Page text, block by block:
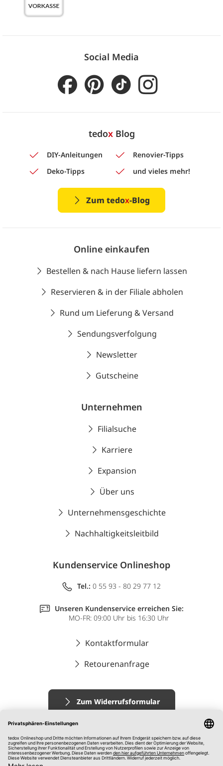
Social Media
tedoxBlog
DIY-Anleitungen
Renovier-Tipps
Deko-Tipps
und vieles mehr!
Zum tedox-Blog
Online einkaufen
Bestellen & nach Hause liefern lassen
Reservieren & in der Filiale abholen
Rund um Lieferung & Versand
Sendungsverfolgung
Newsletter
Gutscheine
Unternehmen
Filialsuche
Karriere
Expansion
Über uns
Unternehmensgeschichte
Nachhaltigkeitsleitbild
Kundenservice Onlineshop
Tel.: 0 55 93 - 80 29 77 12
Unseren Kundenservice erreichen Sie:
MO-FR: 09:00 Uhr bis 16:30 Uhr
Kontaktformular
Retourenanfrage
Zum Widerrufsformular
Impressum
AGB